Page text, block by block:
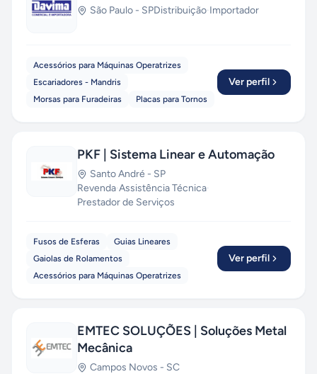
São Paulo - SPDistribuição·Importador
Acessórios para Máquinas Operatrizes
Escariadores - Mandris
Morsas para Furadeiras
Placas para Tornos
Ver perfil
PKF | Sistema Linear e Automação
Santo André - SP
Revenda·Assistência Técnica·
Prestador de Serviços
Fusos de Esferas
Guias Lineares
Gaiolas de Rolamentos
Acessórios para Máquinas Operatrizes
Ver perfil
EMTEC SOLUÇÕES | Soluções Metal
Mecânica
Campos Novos - SC